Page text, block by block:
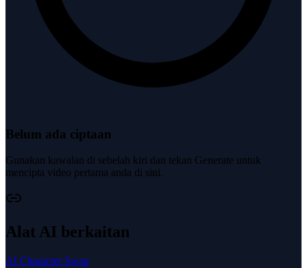
Belum ada ciptaan
Gunakan kawalan di sebelah kiri dan tekan Generate untuk
mencipta video pertama anda di sini.
Alat AI berkaitan
AI Character Swap